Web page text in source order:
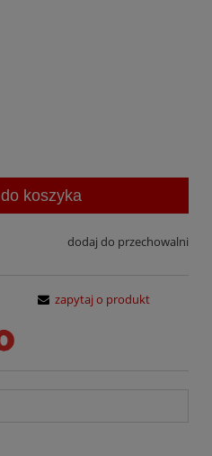
do koszyka
dodaj do przechowalni
zapytaj o produkt